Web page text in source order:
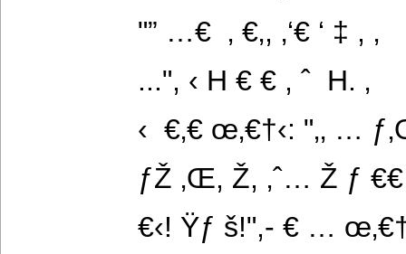
"” …€  ‚ €‚, ‚‘€ ‘ ‡ , ‚  
...", ‹ H € € , ˆ  H. ‚
‹  €‚€ œ‚€†‹: "‚‚ …
ƒŽ ‚Œ, Ž, ‚ˆ… Ž ƒ
€‹! Ÿƒ š!",- € … œ‚€†‹,